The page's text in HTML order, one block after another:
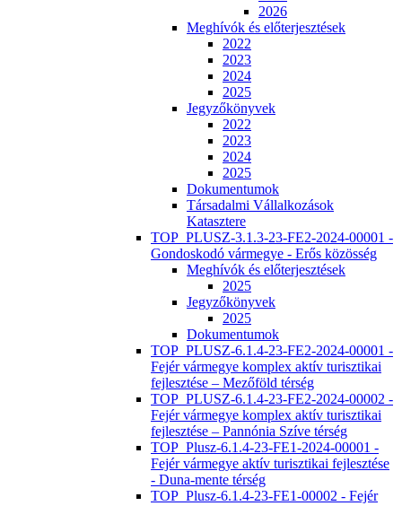
2026
Meghívók és előterjesztések
2022
2023
2024
2025
Jegyzőkönyvek
2022
2023
2024
2025
Dokumentumok
Társadalmi Vállalkozások
Katasztere
TOP_PLUSZ-3.1.3-23-FE2-2024-00001 -
Gondoskodó vármegye - Erős közösség
Meghívók és előterjesztések
2025
Jegyzőkönyvek
2025
Dokumentumok
TOP_PLUSZ-6.1.4-23-FE2-2024-00001 -
Fejér vármegye komplex aktív turisztikai
fejlesztése – Mezőföld térség
TOP_PLUSZ-6.1.4-23-FE2-2024-00002 -
Fejér vármegye komplex aktív turisztikai
fejlesztése – Pannónia Szíve térség
TOP_Plusz-6.1.4-23-FE1-2024-00001 -
Fejér vármegye aktív turisztikai fejlesztése
- Duna-mente térség
TOP_Plusz-6.1.4-23-FE1-00002 - Fejér